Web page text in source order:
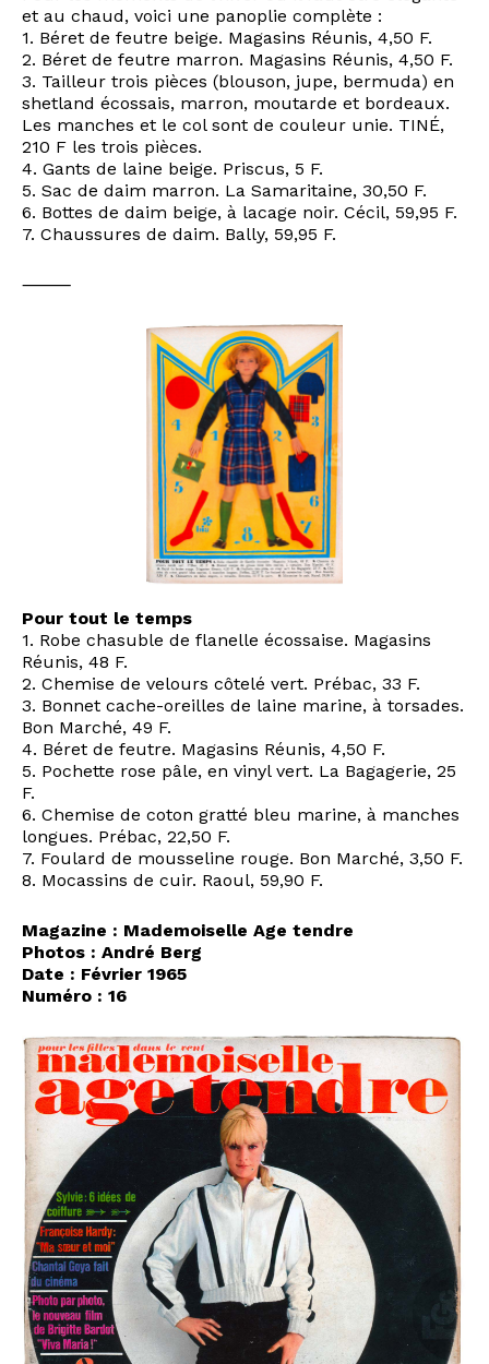
et au chaud, voici une panoplie complète :
1. Béret de feutre beige. Magasins Réunis, 4,50 F.
2. Béret de feutre marron. Magasins Réunis, 4,50 F.
3. Tailleur trois pièces (blouson, jupe, bermuda) en
shetland écossais, marron, moutarde et bordeaux.
Les manches et le col sont de couleur unie. TINÉ,
210 F les trois pièces.
4. Gants de laine beige. Priscus, 5 F.
5. Sac de daim marron. La Samaritaine, 30,50 F.
6. Bottes de daim beige, à lacage noir. Cécil, 59,95 F.
7. Chaussures de daim. Bally, 59,95 F.
⸻
Pour tout le temps
1. Robe chasuble de flanelle écossaise. Magasins
Réunis, 48 F.
2. Chemise de velours côtelé vert. Prébac, 33 F.
3. Bonnet cache-oreilles de laine marine, à torsades.
Bon Marché, 49 F.
4. Béret de feutre. Magasins Réunis, 4,50 F.
5. Pochette rose pâle, en vinyl vert. La Bagagerie, 25
F.
6. Chemise de coton gratté bleu marine, à manches
longues. Prébac, 22,50 F.
7. Foulard de mousseline rouge. Bon Marché, 3,50 F.
8. Mocassins de cuir. Raoul, 59,90 F.
Magazine : Mademoiselle Age tendre
Photos : André Berg
Date : Février 1965
Numéro : 16